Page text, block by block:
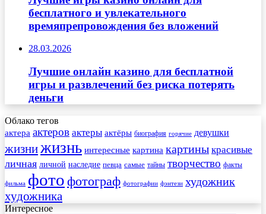
бесплатного и увлекательного
времяпрепровождения без вложений
28.03.2026
Лучшие онлайн казино для бесплатной
игры и развлечений без риска потерять
деньги
Облако тегов
актера актеров актеры актёры биография горячие девушки
жизнижизнь интересные картина картины красивые
личная личной наследие певца самые тайны творчество факты
фильма фото фотограф фотографии фэнтези художник
художника
Интересное